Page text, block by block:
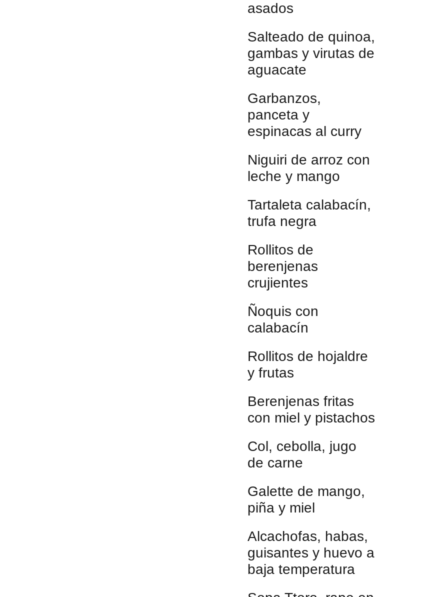
asados
Salteado de quinoa,
gambas y virutas de
aguacate
Garbanzos,
panceta y
espinacas al curry
Niguiri de arroz con
leche y mango
Tartaleta calabacín,
trufa negra
Rollitos de
berenjenas
crujientes
Ñoquis con
calabacín
Rollitos de hojaldre
y frutas
Berenjenas fritas
con miel y pistachos
Col, cebolla, jugo
de carne
Galette de mango,
piña y miel
Alcachofas, habas,
guisantes y huevo a
baja temperatura